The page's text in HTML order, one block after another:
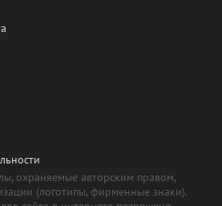
охраняемые авторским правом,
(логотипы, фирменные знаки).